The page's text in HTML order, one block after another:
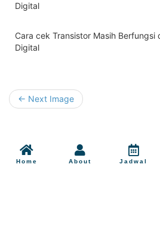
Digital
Cara cek Transistor Masih Berfungsi
Digital
← Next Image
Home About Jadwal